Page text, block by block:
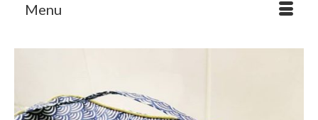
Menu